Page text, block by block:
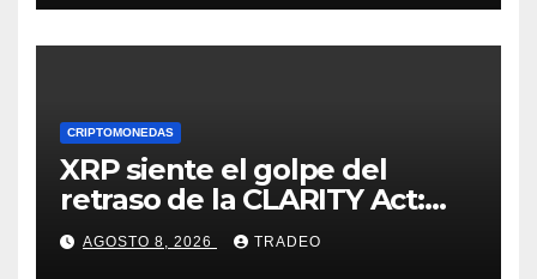
CRIPTOMONEDAS
XRP siente el golpe del
retraso de la CLARITY Act:
¿Podrá mantenerse por
encima de $1?
AGOSTO 8, 2026 TRADEO